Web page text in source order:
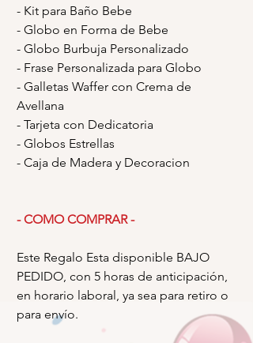
- Kit para Baño Bebe
- Globo en Forma de Bebe
- Globo Burbuja Personalizado
- Frase Personalizada para Globo
- Galletas Waffer con Crema de
Avellana
- Tarjeta con Dedicatoria
- Globos Estrellas
- Caja de Madera y Decoracion
- COMO COMPRAR -
Este Regalo Esta disponible BAJO
PEDIDO, con 5 horas de anticipación,
en horario laboral, ya sea para retiro o
para envío.